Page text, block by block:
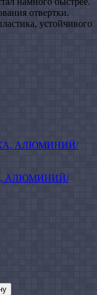
отвертки.
устойчивого
АЛЮМИНИЙ/